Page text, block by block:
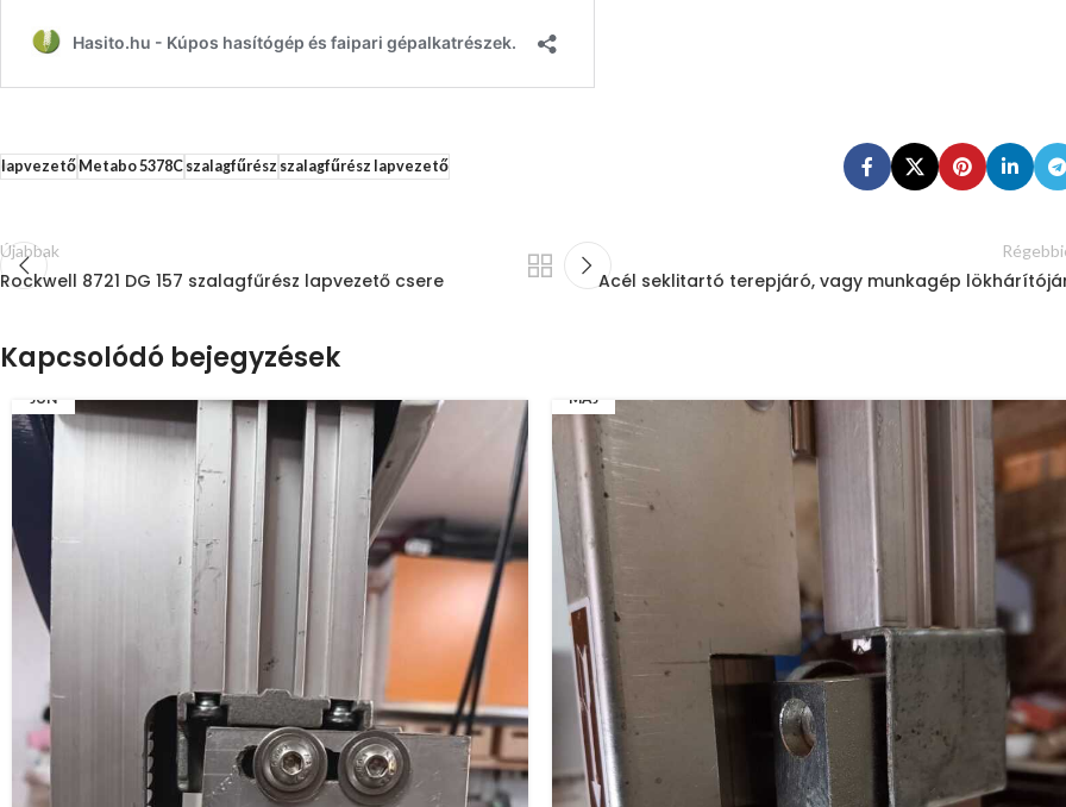
lapvezetőMetabo 5378Cszalagfűrész szalagfűrész lapvezető
Újabbak
Rockwell 8721 DG 157 szalagfűrész lapvezető csere Acél seklitartó terepjáró, vagy munkagép
Kapcsolódó bejegyzések
17
JÚN MÁJ